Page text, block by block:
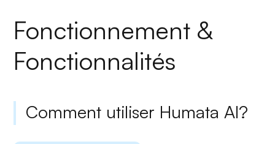
Fonctionnement &
Fonctionnalités
Comment utiliser Humata AI?